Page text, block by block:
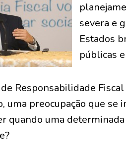
severa e
Estados
públicas
Responsabilidade
uma preocupação que se
quando uma